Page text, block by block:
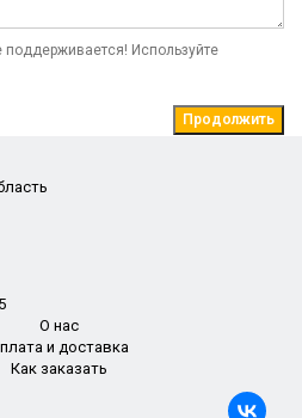
поддерживается! Используйте
Продолжить
О нас
и доставка
Как заказать